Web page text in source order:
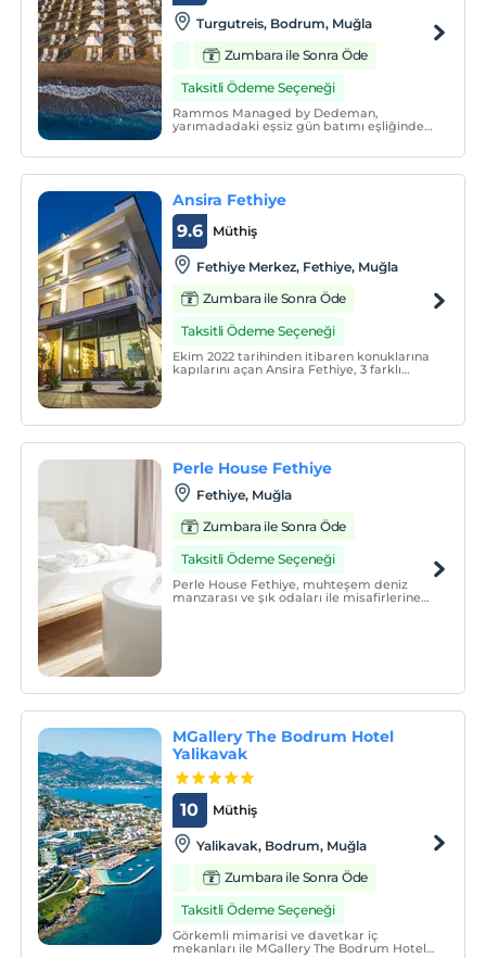
Turgutreis, Bodrum, Muğla
Zumbara ile Sonra Öde
Taksitli Ödeme Seçeneği
Rammos Managed by Dedeman,
yarımadadaki eşsiz gün batımı eşliğinde
Ansira Fethiye
Müthiş
9.6
Fethiye Merkez, Fethiye, Muğla
Zumbara ile Sonra Öde
Taksitli Ödeme Seçeneği
Ekim 2022 tarihinden itibaren konuklarına
kapılarını açan Ansira Fethiye, 3 farklı
Perle House Fethiye
Fethiye, Muğla
Zumbara ile Sonra Öde
Taksitli Ödeme Seçeneği
Perle House Fethiye, muhteşem deniz
manzarası ve şık odaları ile misafirlerine
MGallery The Bodrum Hotel
Yalikavak
Müthiş
10
Yalikavak, Bodrum, Muğla
Zumbara ile Sonra Öde
Taksitli Ödeme Seçeneği
Görkemli mimarisi ve davetkar iç
mekanları ile MGallery The Bodrum Hotel